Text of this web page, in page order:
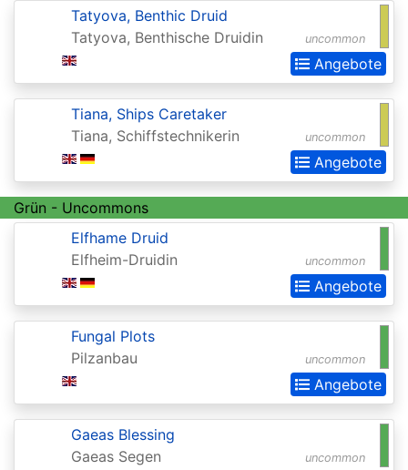
Commander
Legends
Commander
Legends:
Baldurs
Gate
Commander
Legends:
Commander:
Forgotten
Realms
Conflux
Conspiracy
uncommon
Tatyova, Benthic Druid
Tatyova, Benthische Druidin
Angebote
uncommon
Tiana, Ships Caretaker
Tiana, Schiffstechnikerin
Angebote
Grün - Uncommons
uncommon
Elfhame Druid
Elfheim-Druidin
Angebote
uncommon
Fungal Plots
Pilzanbau
Angebote
uncommon
Gaeas Blessing
Gaeas Segen